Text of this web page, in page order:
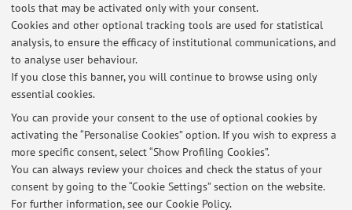
tools that may be activated only with your consent.
Cookies and other optional tracking tools are used for statistical
analysis, to ensure the efficacy of institutional communications, and
to analyse user behaviour.
If you close this banner, you will continue to browse using only
essential cookies.
You can provide your consent to the use of optional cookies by
activating the “Personalise Cookies” option. If you wish to express a
more specific consent, select “Show Profiling Cookies”.
You can always review your choices and check the status of your
consent by going to the “Cookie Settings” section on the website.
For further information,see our Cookie Policy.
3 6
Publications prior to 2004
Latest news
VADEMECUM PER CANDIDATI LAUREANDI
Published on: January 04 2013